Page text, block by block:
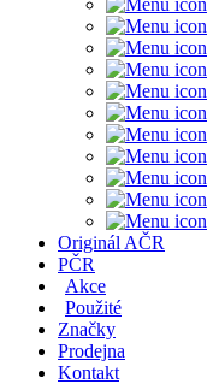
Originál AČR
PČR
Akce
Použité
Značky
Prodejna
Kontakt